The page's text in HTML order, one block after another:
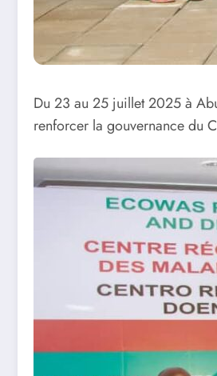
Du 23 au 25 juillet 2025 à
renforcer la gouvernance du